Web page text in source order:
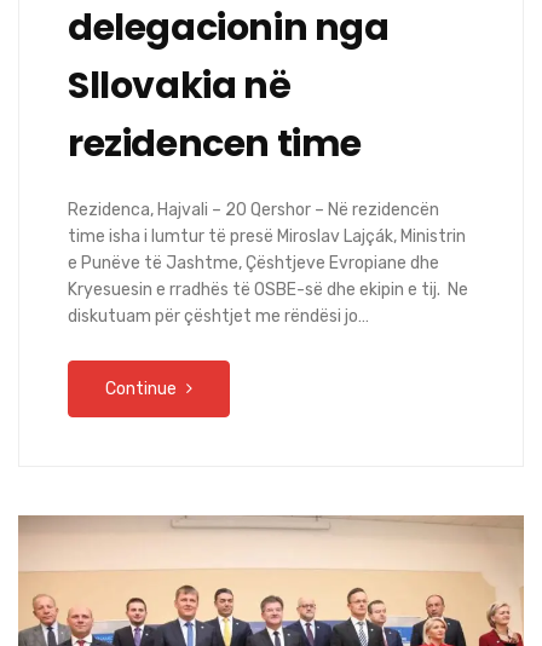
delegacionin nga
Sllovakia në
rezidencen time
Rezidenca, Hajvali – 20 Qershor – Në rezidencën
time isha i lumtur të presë Miroslav Lajçák, Ministrin
e Punëve të Jashtme, Çështjeve Evropiane dhe
Kryesuesin e rradhës të OSBE-së dhe ekipin e tij. Ne
diskutuam për çështjet me rëndësi jo…
Continue